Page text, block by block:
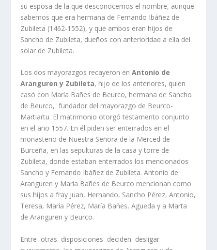
su esposa de la que desconocemos el nombre, aunque
sabemos que era hermana de Fernando Ibáñez de
Zubileta (1462-1552), y que ambos eran hijos de
Sancho de Zubileta, dueños con anterioridad a ella del
solar de Zubileta.
Los dos mayorazgos recayeron enAntonio de
Aranguren y Zubileta, hijo de los anteriores, quien
casó con Marí­a Bañes de Beurco, hermana de Sancho
de Beurco, fundador del mayorazgo de Beurco-
Martiartu. El matrimonio otorgó testamento conjunto
en el año 1557. En él piden ser enterrados en el
monasterio de Nuestra Señora de la Merced de
Burceña, en las sepulturas de la casa y torre de
Zubileta, donde estaban enterrados los mencionados
Sancho y Femando Ibáñez de Zubileta. Antonio de
Aranguren y Marí­a Bañes de Beurco mencionan como
sus hijos a fray Juan, Hernando, Sancho Pérez, Antonio,
Teresa, Marí­a Pérez, Marí­a Bañes, Agueda y a Marta
de Aranguren y Beurco.
Entre otras disposiciones deciden desligar